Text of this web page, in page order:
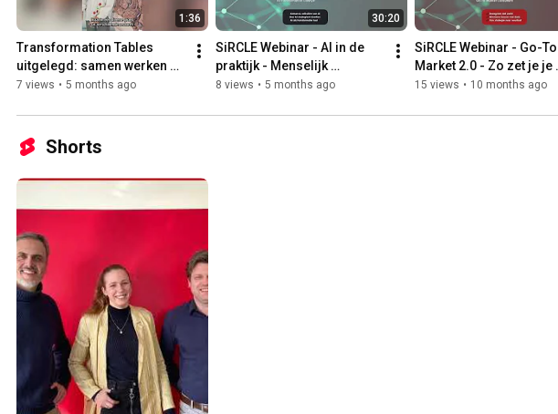
1:36
Transformation Tables
uitgelegd: samen werken
aan échte transformatie
7 views • 5 months ago
30:20
SiRCLE Webinar - AI in de
praktijk - Menselijk
draagvlak als succesfactor
8 views • 5 months ago
SiRCLE Webinar - Go-
Market 2.0 - Zo zet je je
digitale plan om in
15 views • 10 months ago
Shorts